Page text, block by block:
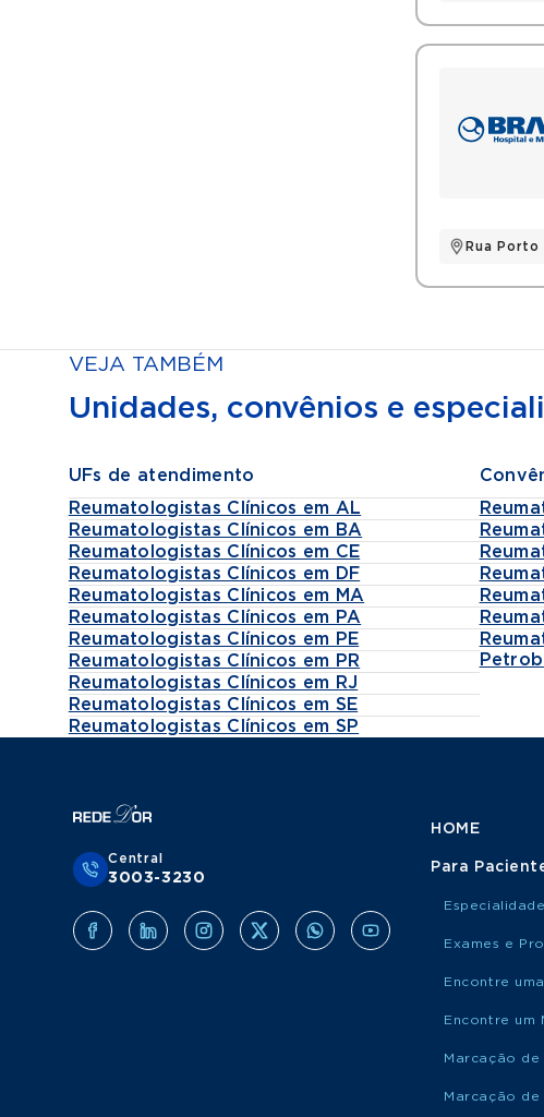
Rua
VEJA TAMBÉM
Unidades, convênios e
UFs de atendimento
Reumatologistas Clínicos em AL
Reumatologistas Clínicos em BA
Reumatologistas Clínicos em CE
Reumatologistas Clínicos em DF
Reumatologistas Clínicos em MA
Reumatologistas Clínicos em PA
Reumatologistas Clínicos em PE
Reumatologistas Clínicos em PR
Reumatologistas Clínicos em RJ
Reumatologistas Clínicos em SE
Reumatologistas Clínicos em SP
Central
3003-3230
HOME
Para
Exames e
Encontre
Encontre um
Marcação de
Marcação de